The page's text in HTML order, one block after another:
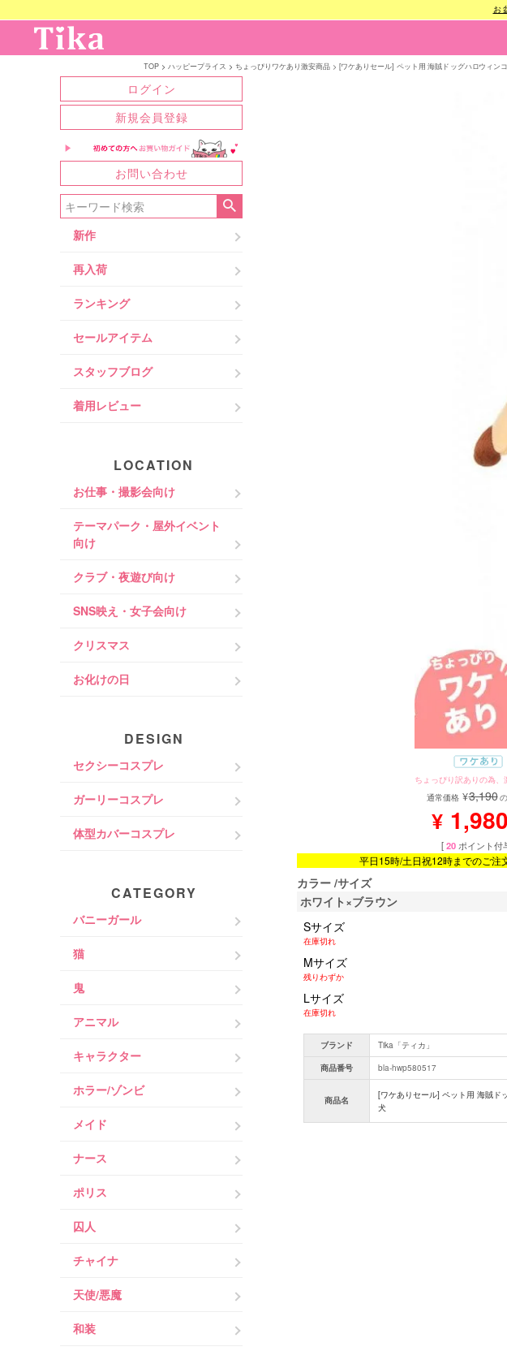
お
TOP ハッピープライス ちょっぴりワケあり激安商品 [ワケありセール] ペット用 海賊ドッグハロウィン
ログイン
新規会員登録
お問い合わせ
新作
再入荷
ランキング
セールアイテム
スタッフブログ
着用レビュー
LOCATION
お仕事・撮影会向け
テーマパーク・屋外イベント
向け
クラブ・夜遊び向け
SNS映え・女子会向け
クリスマス
お化けの日
DESIGN
セクシーコスプレ
ガーリーコスプレ
体型カバーコスプレ
CATEGORY
バニーガール
猫
鬼
アニマル
キャラクター
ホラー/ゾンビ
メイド
ナース
ポリス
囚人
チャイナ
天使/悪魔
和装
ちょっぴり訳ありの為
通常価格 ¥3,190
¥ 1,980
[20ポイント付
平日15時/土日祝12時までのご注
カラー サイズ
ホワイト×ブラウン
Sサイズ
在庫切れ
Mサイズ
残りわずか
Lサイズ
在庫切れ
ブランド
Tika「ティカ」
商品番号
bla-hwp580517
商品名
[ワケありセール] ペット用 海賊ド
犬